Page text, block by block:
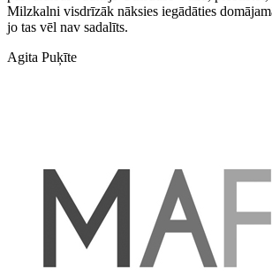
Milzkalni visdrīzāk nāksies iegādāties
jo tas vēl nav sadalīts.
Agita Puķīte